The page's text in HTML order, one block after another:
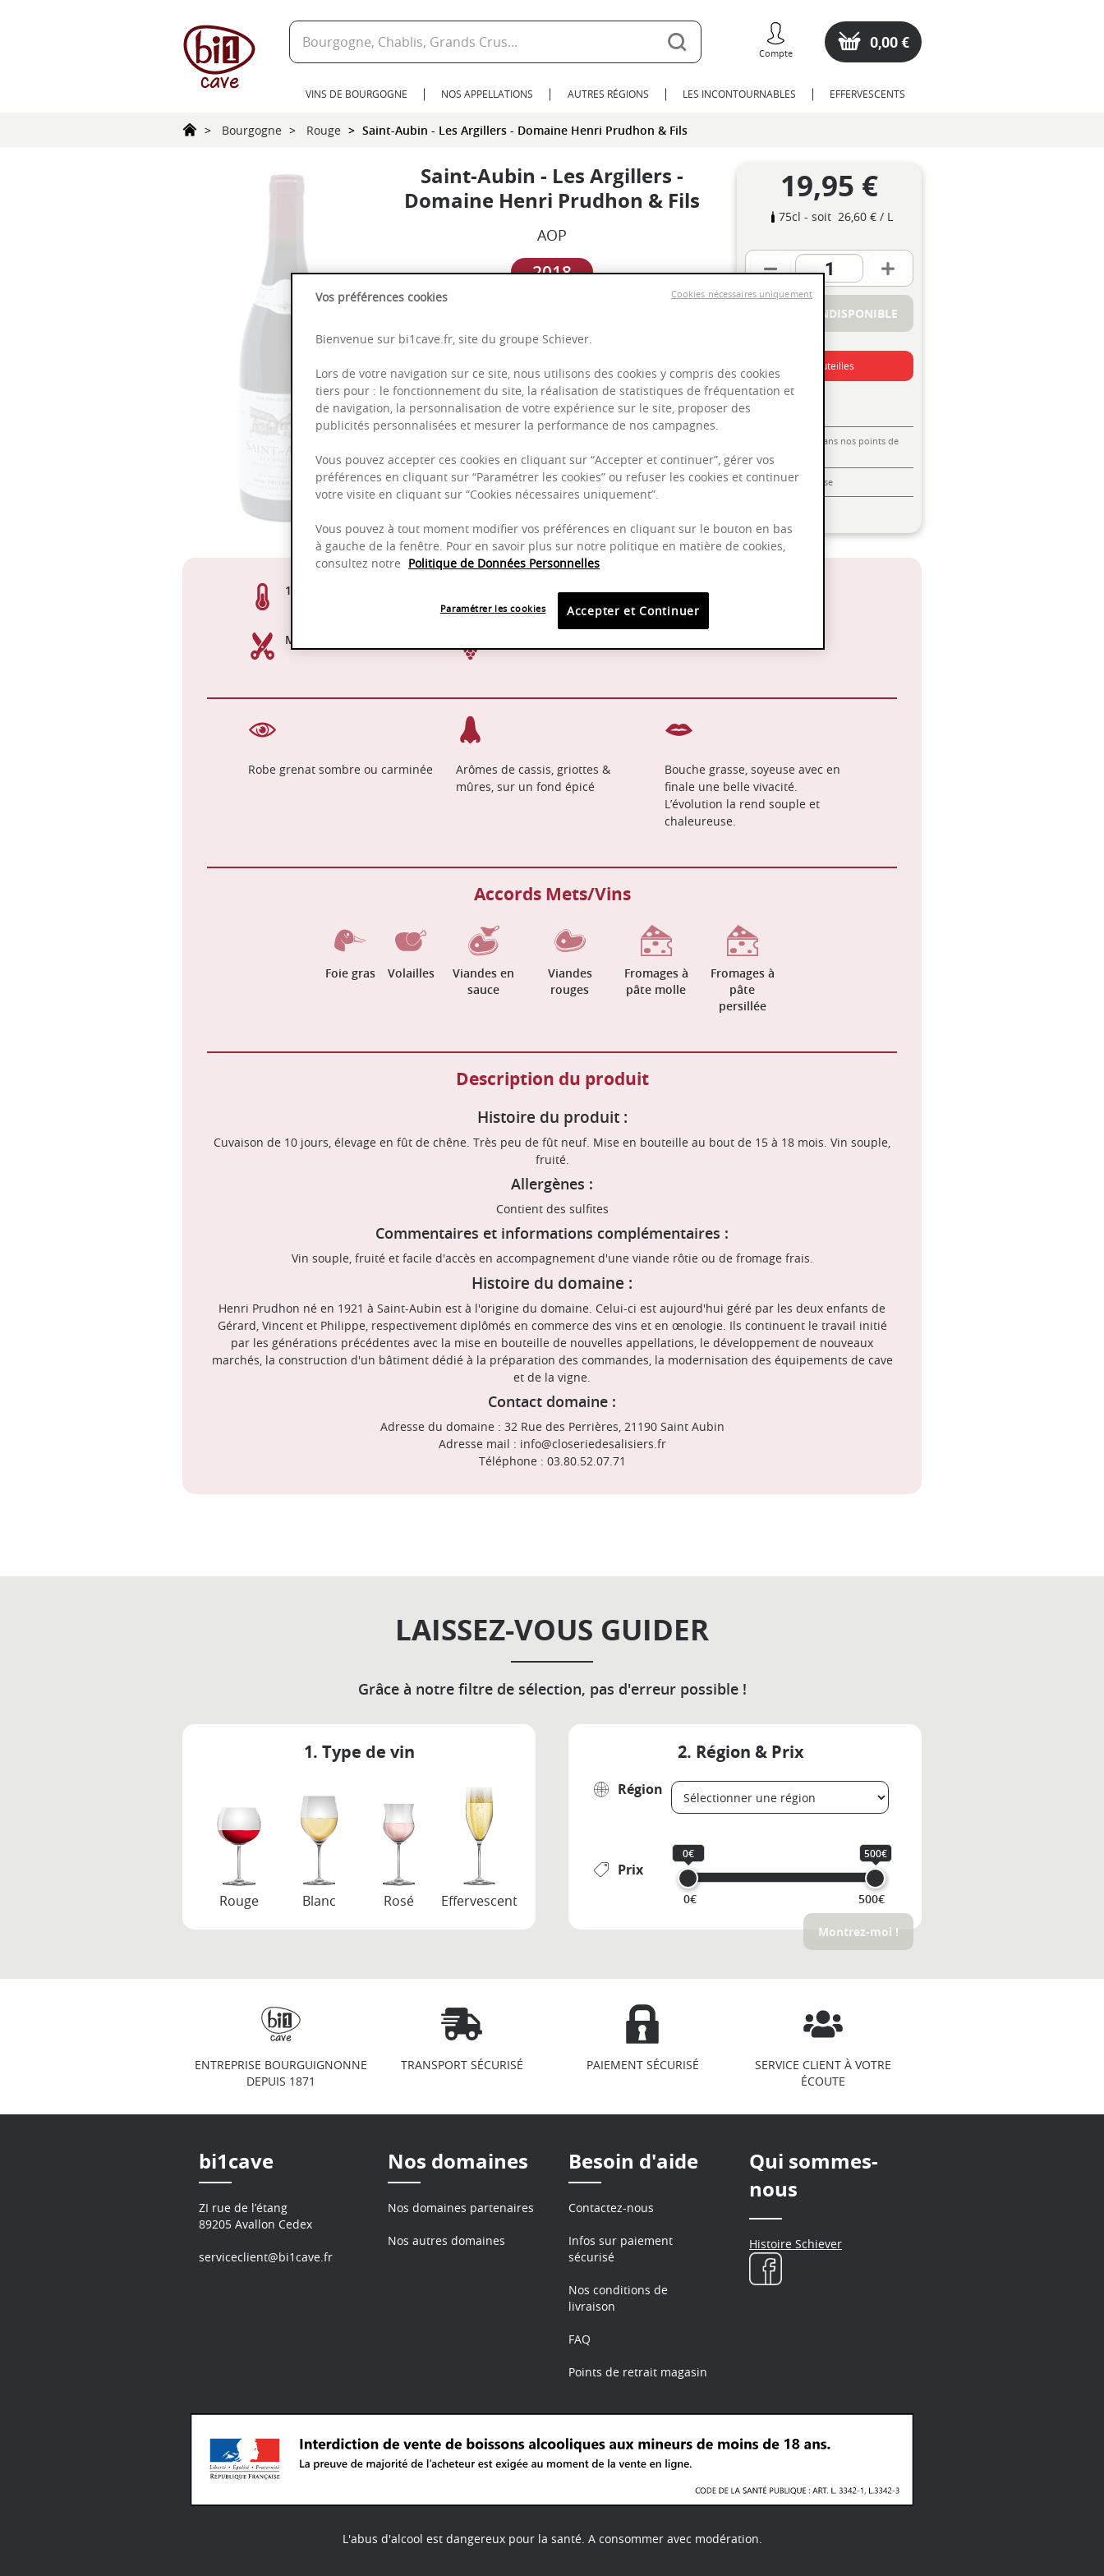
Compte
0,00 €
VINS DE BOURGOGNE NOS APPELLATIONS AUTRES RÉGIONS LES INCONTOURNABLES EFFERVESCENTS
Bourgogne Rouge Saint-Aubin - Les Argillers - Domaine Henri Prudhon & Fils
Saint-Aubin - Les Argillers -
Domaine Henri Prudhon & Fils
AOP
2018
Puissant
19,95 €
75cl - soit 26,60 €/ L
PRODUIT INDISPONIBLE
Dernières bouteilles
Livraison offerte dans nos points de
Emballage anti-casse
13,00% Elevage en fût de chêne 2022 - 2025
Manuelle
Robe grenat sombre ou carminée
Arômes de cassis, griottes &
mûres, sur un fond épicé
Bouche grasse, soyeuse avec en
finale une belle vivacité.
L’évolution la rend souple et
chaleureuse.
Accords Mets/Vins
Foie gras Volailles
Viandes en
sauce
Viandes
rouges
Fromages à
pâte molle
Fromages à
pâte
persillée
Description du produit
Histoire du produit :
Cuvaison de 10 jours, élevage en fût de chêne. Très peu de fût neuf. Mise en bouteille au bout de 15 à 18 mois. Vin souple,
fruité.
Allergènes :
Contient des sulfites
Commentaires et informations complémentaires :
Vin souple, fruité et facile d'accès en accompagnement d'une viande rôtie ou de fromage frais.
Histoire du domaine :
Henri Prudhon né en 1921 à Saint-Aubin est à l'origine du domaine. Celui-ci est aujourd'hui géré par les deux enfants de
Gérard, Vincent et Philippe, respectivement diplômés en commerce des vins et en œnologie. Ils continuent le travail initié
par les générations précédentes avec la mise en bouteille de nouvelles appellations, le développement de nouveaux
marchés, la construction d'un bâtiment dédié à la préparation des commandes, la modernisation des équipements de cave
et de la vigne.
Contact domaine :
Adresse du domaine : 32 Rue des Perrières, 21190 Saint Aubin
Adresse mail : info@closeriedesalisiers.fr
Téléphone : 03.80.52.07.71
LAISSEZ-VOUS GUIDER
Grâce à notre filtre de sélection, pas d'erreur possible !
1. Type de vin
Rouge Blanc Rosé Effervescent
2. Région & Prix
Région
Prix
0€ 500€
0€ 500€
Montrez-moi !
ENTREPRISE BOURGUIGNONNE
DEPUIS 1871
TRANSPORT SÉCURISÉ PAIEMENT SÉCURISÉ
SERVICE CLIENT À VOTRE
ÉCOUTE
bi1cave
ZI rue de l’étang
89205 Avallon Cedex
serviceclient@bi1cave.fr
Nos domaines
Nos domaines partenaires
Nos autres domaines
Besoin d'aide
Contactez-nous
Infos sur paiement
sécurisé
Nos conditions de
livraison
FAQ
Points de retrait magasin
Qui sommes-
nous
Histoire Schiever
L'abus d'alcool est dangereux pour la santé. A consommer avec modération.
Vos préférences cookies
Bienvenue sur bi1cave.fr, site du groupe Schiever.
Lors de votre navigation sur ce site, nous utilisons des cookies y compris des cookies
tiers pour : le fonctionnement du site, la réalisation de statistiques de fréquentation et
de navigation, la personnalisation de votre expérience sur le site, proposer des
publicités personnalisées et mesurer la performance de nos campagnes.
Vous pouvez accepter ces cookies en cliquant sur “Accepter et continuer”, gérer vos
préférences en cliquant sur “Paramétrer les cookies” ou refuser les cookies et continuer
votre visite en cliquant sur “Cookies nécessaires uniquement”.
Vous pouvez à tout moment modifier vos préférences en cliquant sur le bouton en bas
à gauche de la fenêtre. Pour en savoir plus sur notre politique en matière de cookies,
consultez notre Politique de Données Personnelles
Accepter et Continuer
Paramétrer les cookies
Cookies nécessaires uniquement